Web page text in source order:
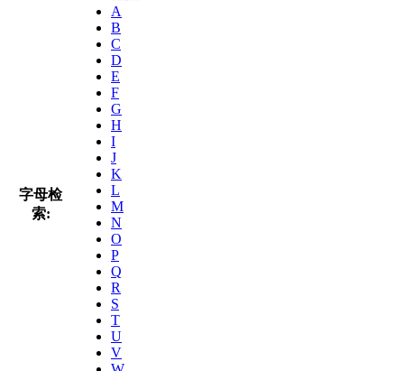
字母检
索:
A
B
C
D
E
F
G
H
I
J
K
L
M
N
O
P
Q
R
S
T
U
V